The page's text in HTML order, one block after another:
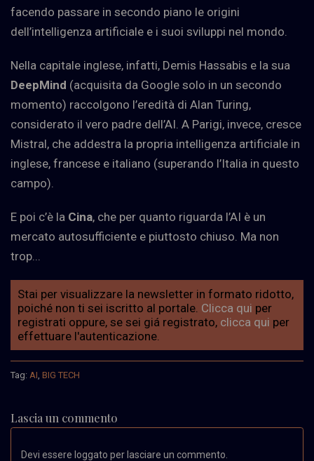
facendo passare in secondo piano le origini
dell’intelligenza artificiale e i suoi sviluppi nel mondo.
Nella capitale inglese, infatti, Demis Hassabis e la sua
DeepMind (acquisita da Google solo in un secondo
momento) raccolgono l’eredità di Alan Turing,
considerato il vero padre dell’AI. A Parigi, invece, cresce
Mistral, che addestra la propria intelligenza artificiale in
inglese, francese e italiano (superando l’Italia in questo
campo).
E poi c’è la Cina, che per quanto riguarda l’AI è un
mercato autosufficiente e piuttosto chiuso. Ma non
trop...
Stai per visualizzare la newsletter in formato ridotto,
poiché non ti sei iscritto al portale. Clicca qui per
registrati oppure, se sei giá registrato, clicca qui per
effettuare l'autenticazione.
Tag: AI BIG TECH
Lascia un commento
Devi essere loggato per lasciare un commento.